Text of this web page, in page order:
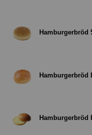
Hamburgerbröd
Hamburgerbröd
Hamburgerbröd